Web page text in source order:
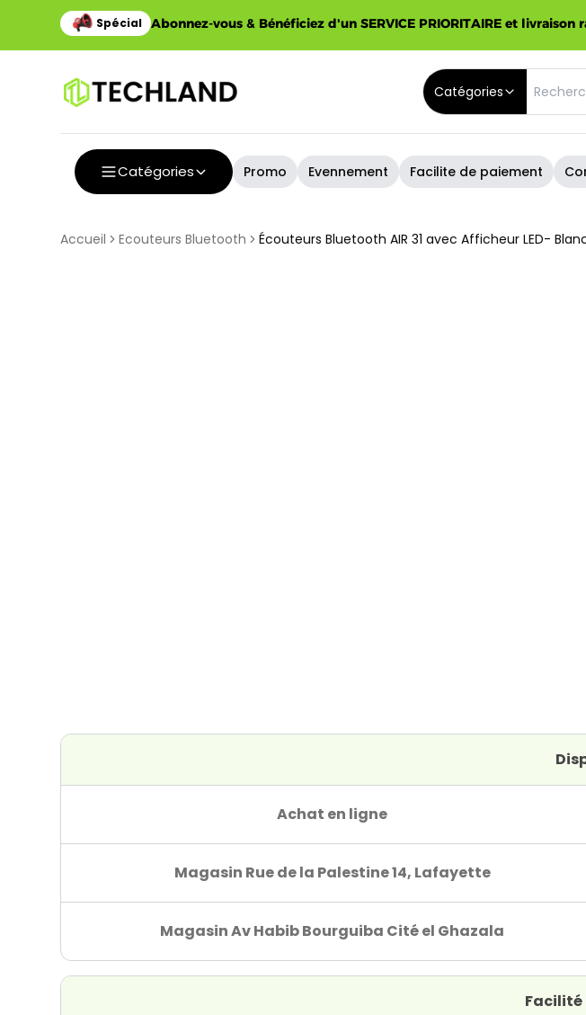
Abonnez-vous & Bénéficiez d'un SERVICE PRIORITAIRE et livraison
Catégories
Catégories Promo Evennement Facilite de paiement
Accueil Ecouteurs Bluetooth Écouteurs Bluetooth AIR 31 avec Afficheur LED-
Achat en ligne
Magasin Rue de la Palestine 14, Lafayette
Magasin Av Habib Bourguiba Cité el Ghazala
Facilité